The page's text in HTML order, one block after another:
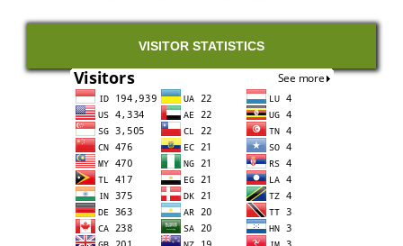
VISITOR STATISTICS